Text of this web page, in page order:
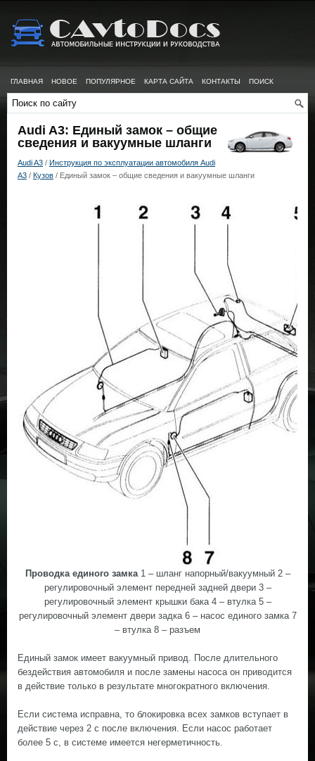
ГЛАВНАЯ НОВОЕ ПОПУЛЯРНОЕ КАРТА САЙТА КОНТАКТЫ ПОИСК
Audi A3: Единый замок – общие
сведения и вакуумные шланги
Audi A3 / Инструкция по эксплуатации автомобиля Audi
A3 / Кузов / Единый замок – общие сведения и вакуумные шланги
Проводка единого замка1 – шланг напорный/вакуумный 2 –
регулировочный элемент передней задней двери 3 –
регулировочный элемент крышки бака 4 – втулка 5 –
регулировочный элемент двери задка 6 – насос единого замка 7
– втулка 8 – разъем
Единый замок имеет вакуумный привод. После длительного
бездействия автомобиля и после замены насоса он приводится
в действие только в результате многократного включения.
Если система исправна, то блокировка всех замков вступает в
действие через 2 с после включения. Если насос работает
более 5 с, в системе имеется негерметичность.